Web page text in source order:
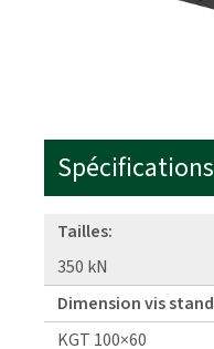
Tailles:
350 kN
Dimension vis
KGT 100×60